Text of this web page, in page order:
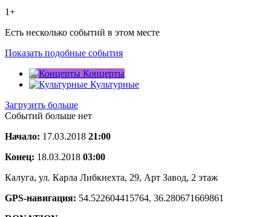
1+
Есть несколько событий в этом месте
Показать подобные события
Концерты
Культурные
Загрузить больше
Событий больше нет
Начало: 17.03.2018 21:00
Конец: 18.03.2018 03:00
Калуга, ул. Карла Либкнехта, 29, Арт Завод, 2 этаж
GPS-навигация: 54.522604415764, 36.280671669861